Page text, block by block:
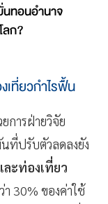
นทอนอำนาจ
ลก?
ที่ยวกำไรฟื้น
การฝ่ายวิจัย
ที่ปรับตัวลดลงยัง
ะท่องเที่ยว
30% ของค่าใช้